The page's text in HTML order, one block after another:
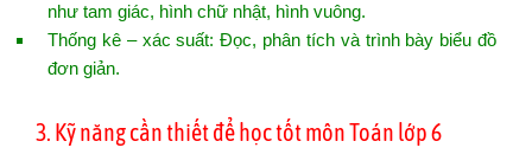
như tam giác, hình chữ nhật, hình vuông.
Thống kê – xác suất: Đọc, phân tích và trình bày biểu đồ
đơn giản.
3. Kỹ năng cần thiết để học tốt môn Toán lớp 6